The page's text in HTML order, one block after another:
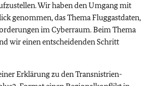
Wir haben den Umgang mit
genommen, das Thema Fluggastdaten,
im Cyberraum. Beim Thema
wir einen entscheidenden Schritt
Erklärung zu den Transnistrien-